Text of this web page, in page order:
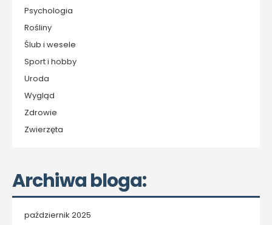
Psychologia
Rośliny
Ślub i wesele
Sport i hobby
Uroda
Wygląd
Zdrowie
Zwierzęta
Archiwa bloga:
październik 2025